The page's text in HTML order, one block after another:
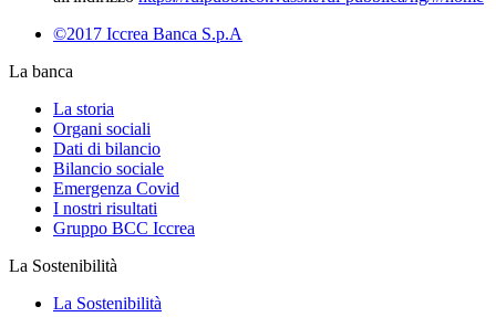
©2017 Iccrea Banca S.p.A
La banca
La storia
Organi sociali
Dati di bilancio
Bilancio sociale
Emergenza Covid
I nostri risultati
Gruppo BCC Iccrea
La Sostenibilità
La Sostenibilità